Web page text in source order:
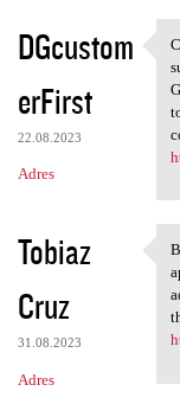
DGcustom
erFirst
22.08.2023
Adres
Tobiaz
Cruz
31.08.2023
Adres